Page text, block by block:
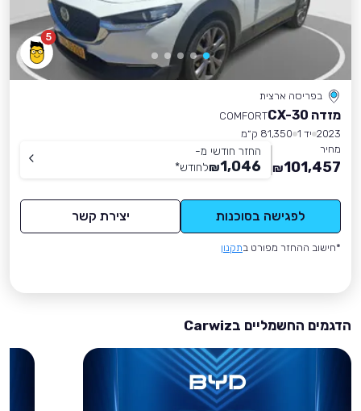
5
בפריסה ארצית
מזדה CX-30
COMFORT
2023 יד 1
81,350 ק״מ
מחיר
101,457
₪
החזר חודשי מ-
1,046
₪לחודש*
לפגישה בסוכנות יצירת קשר
*חישוב ההחזר מפורט בתקנון
הדגמים החשמליים בCarwiz